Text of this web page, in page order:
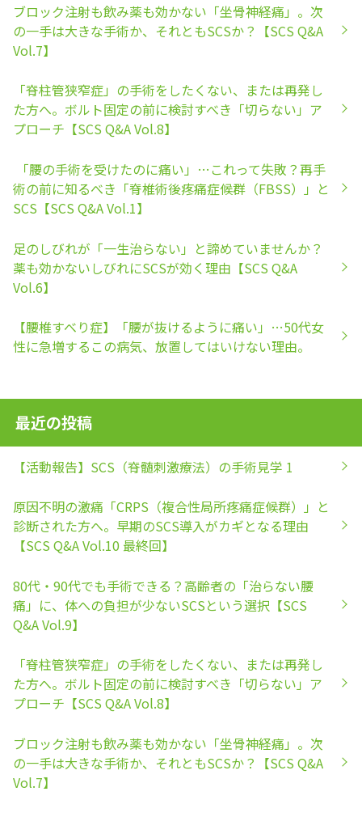
ブロック注射も飲み薬も効かない「坐骨神経痛」。次
の一手は大きな手術か、それともSCSか？【SCS Q&A
Vol.7】
「脊柱管狭窄症」の手術をしたくない、または再発し
た方へ。ボルト固定の前に検討すべき「切らない」ア
プローチ【SCS Q&A Vol.8】
「腰の手術を受けたのに痛い」…これって失敗？再手
術の前に知るべき「脊椎術後疼痛症候群（FBSS）」と
SCS【SCS Q&A Vol.1】
足のしびれが「一生治らない」と諦めていませんか？
薬も効かないしびれにSCSが効く理由【SCS Q&A
Vol.6】
【腰椎すべり症】「腰が抜けるように痛い」…50代女
性に急増するこの病気、放置してはいけない理由。
最近の投稿
【活動報告】SCS（脊髄刺激療法）の手術見学 1
原因不明の激痛「CRPS（複合性局所疼痛症候群）」と
診断された方へ。早期のSCS導入がカギとなる理由
【SCS Q&A Vol.10 最終回】
80代・90代でも手術できる？高齢者の「治らない腰
痛」に、体への負担が少ないSCSという選択【SCS
Q&A Vol.9】
「脊柱管狭窄症」の手術をしたくない、または再発し
た方へ。ボルト固定の前に検討すべき「切らない」ア
プローチ【SCS Q&A Vol.8】
ブロック注射も飲み薬も効かない「坐骨神経痛」。次
の一手は大きな手術か、それともSCSか？【SCS Q&A
Vol.7】